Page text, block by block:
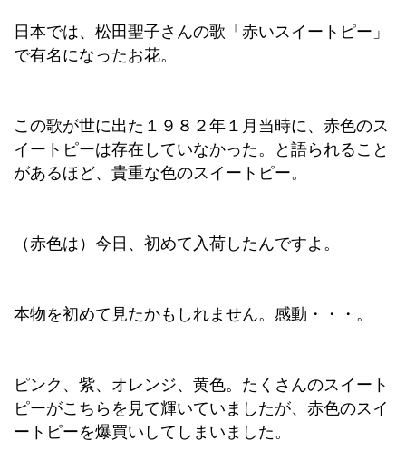
日本では、松田聖子さんの歌「赤いスイートピー」
で有名になったお花。
この歌が世に出た１９８２年１月当時に、赤色のス
イートピーは存在していなかった。と語られること
があるほど、貴重な色のスイートピー。
（赤色は）今日、初めて入荷したんですよ。
本物を初めて見たかもしれません。感動・・・。
ピンク、紫、オレンジ、黄色。たくさんのスイート
ピーがこちらを見て輝いていましたが、赤色のスイ
ートピーを爆買いしてしまいました。